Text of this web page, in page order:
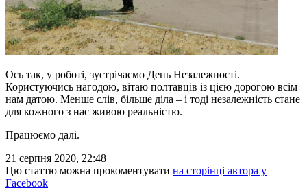
Ось так, у роботі, зустрічаємо День Незалежності.
Користуючись нагодою, вітаю полтавців із цією дорогою всім
нам датою. Менше слів, більше діла – і тоді незалежність стане
для кожного з нас живою реальністю.
Працюємо далі.
21 серпня 2020, 22:48
Цю статтю можна прокоментувати на сторінці автора у
Facebook